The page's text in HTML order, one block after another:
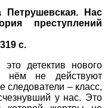
Нас
преступлений
с.
детектив нового
нём не действуют
следователи – класс,
у нас. Это